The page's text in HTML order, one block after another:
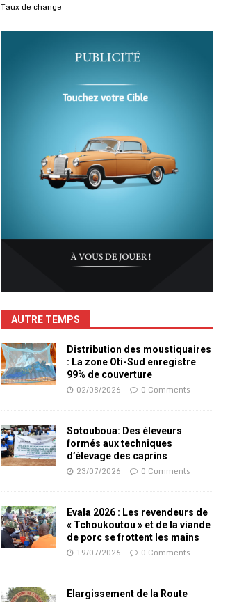
Taux de change
AUTRE TEMPS
Distribution des moustiquaires
: La zone Oti-Sud enregistre
99% de couverture
02/08/2026 0 Comments
Sotouboua: Des éleveurs
formés aux techniques
d’élevage des caprins
23/07/2026 0 Comments
Evala 2026 : Les revendeurs de
« Tchoukoutou » et de la viande
de porc se frottent les mains
19/07/2026 0 Comments
Elargissement de la Route